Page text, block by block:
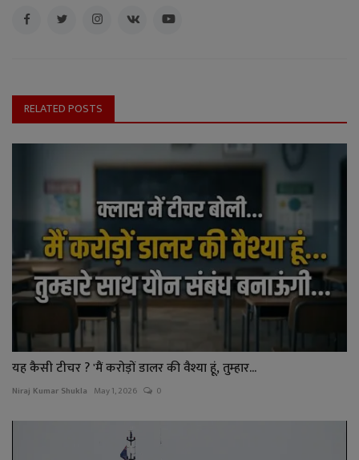
RELATED POSTS
यह कैसी टीचर ? 'मैं करोड़ों डालर की वैश्या हूं, तुम्हार...
Niraj Kumar Shukla May 1, 2026 0